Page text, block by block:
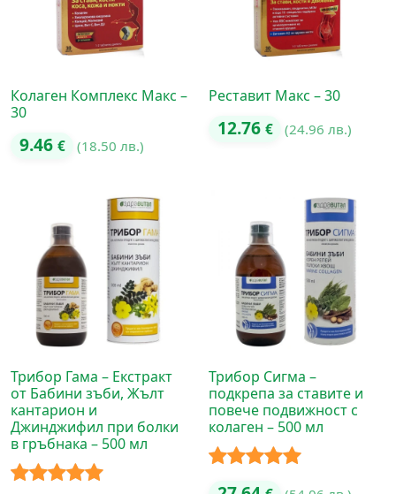
Колаген Комплекс Макс –
30
9.46 € (18.50 лв.)
Реставит Макс – 30
12.76 € (24.96 лв.)
Трибор Гама – Екстракт
от Бабини зъби, Жълт
кантарион и
Джинджифил при болки
в гръбнака – 500 мл
Трибор Сигма –
подкрепа за ставите и
повече подвижност с
колаген – 500 мл
Оценено с